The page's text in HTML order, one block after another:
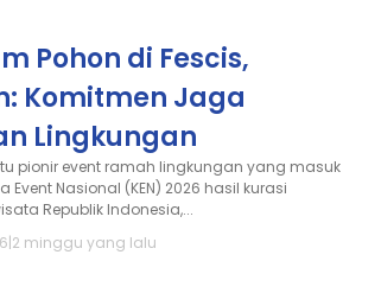
Pohon di Fescis,
Komitmen Jaga
Lingkungan
pionir event ramah lingkungan yang masuk
Event Nasional (KEN) 2026 hasil kurasi
Republik Indonesia,...
|2 minggu yang lalu